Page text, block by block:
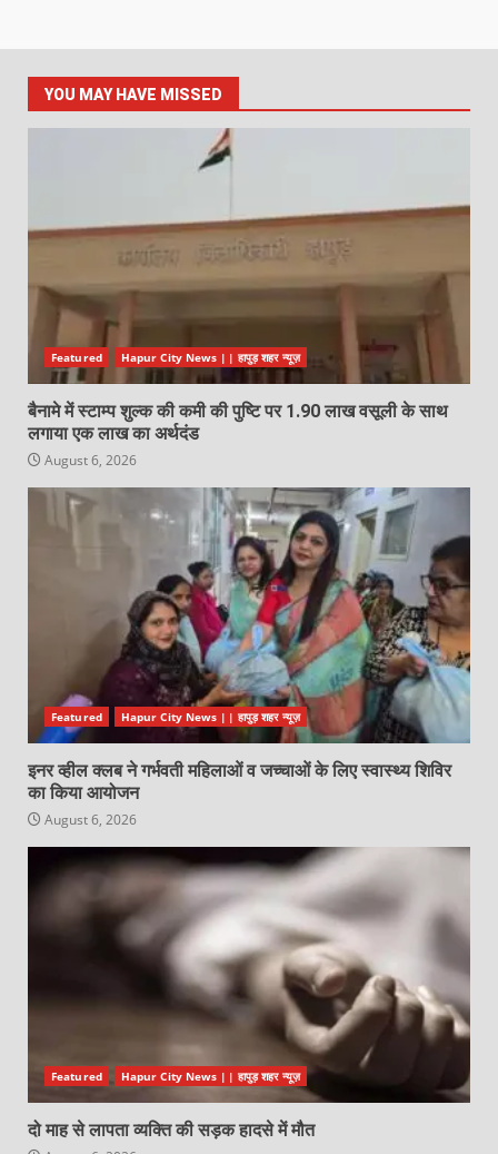
YOU MAY HAVE MISSED
Featured Hapur City News || हापुड़ शहर न्यूज़
बैनामे में स्टाम्प शुल्क की कमी की पुष्टि पर 1.90 लाख वसूली के साथ
लगाया एक लाख का अर्थदंड
August 6, 2026
Featured Hapur City News || हापुड़ शहर न्यूज़
इनर व्हील क्लब ने गर्भवती महिलाओं व जच्चाओं के लिए स्वास्थ्य शिविर
का किया आयोजन
August 6, 2026
Featured Hapur City News || हापुड़ शहर न्यूज़
दो माह से लापता व्यक्ति की सड़क हादसे में मौत